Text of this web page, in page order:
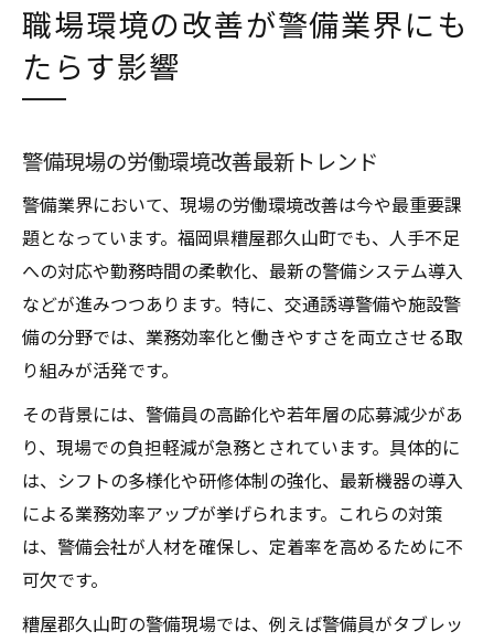
職場環境の改善が警備業界にも
たらす影響
警備現場の労働環境改善最新トレンド
警備業界において、現場の労働環境改善は今や最重要課
題となっています。福岡県糟屋郡久山町でも、人手不足
への対応や勤務時間の柔軟化、最新の警備システム導入
などが進みつつあります。特に、交通誘導警備や施設警
備の分野では、業務効率化と働きやすさを両立させる取
り組みが活発です。
その背景には、警備員の高齢化や若年層の応募減少があ
り、現場での負担軽減が急務とされています。具体的に
は、シフトの多様化や研修体制の強化、最新機器の導入
による業務効率アップが挙げられます。これらの対策
は、警備会社が人材を確保し、定着率を高めるために不
可欠です。
糟屋郡久山町の警備現場では、例えば警備員がタブレッ